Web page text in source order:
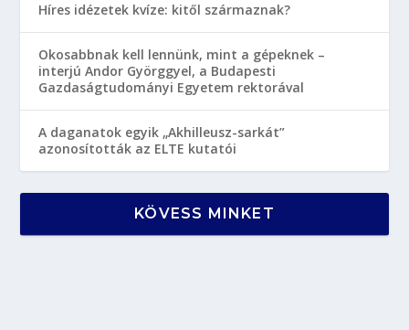
Híres idézetek kvíze: kitől származnak?
Okosabbnak kell lennünk, mint a gépeknek –
interjú Andor Györggyel, a Budapesti
Gazdaságtudományi Egyetem rektorával
A daganatok egyik „Akhilleusz-sarkát”
azonosították az ELTE kutatói
KÖVESS MINKET